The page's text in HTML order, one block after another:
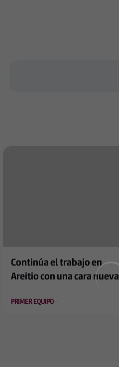
Continúa el trabajo en
Areitio con una cara nueva
PRIMER EQUIPO